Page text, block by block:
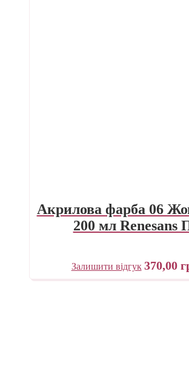
Акрилова фарба 06
200 мл Renesans
Залишити відгук 370,00